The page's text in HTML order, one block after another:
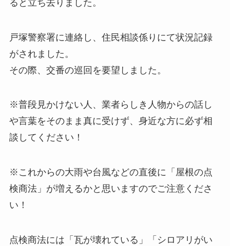
ると立ち去りました。
戸塚警察署に連絡し、住民相談係りにて状況記録
がされました。
その際、交番の巡回を要望しました。
※普段見かけない人、業者らしき人物からの話し
や言葉をそのまま真に受けず、身近な方に必ず相
談してください！
※これからの大雨や台風などの直後に「屋根の点
検商法」が増えるかと思いますのでご注意くださ
い！
点検商法には「瓦が壊れている」「シロアリがい